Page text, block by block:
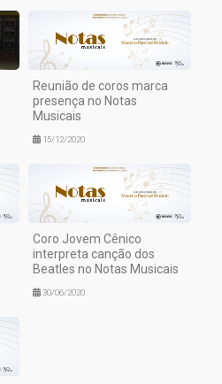
Reunião de coros marca
presença no Notas
Musicais
15/12/2020
Coro Jovem Cênico
interpreta canção dos
Beatles no Notas Musicais
30/06/2020